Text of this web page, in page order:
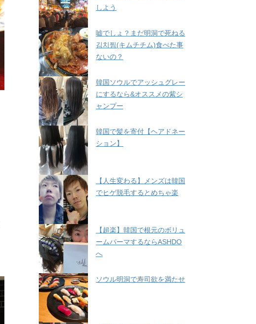
しよう
嘘でしょ？まだ明洞で死ねる
김치찜(キムチチム)食べた事
ないの？
韓国ソウルでアッシュグレー
にするなら&オススメの紫シ
ャンプー
韓国で髪を寄付【ヘアドネー
ション】
【人生変わる】メンズは韓国
でヒゲ脱毛するとめちゃ楽
【超楽】韓国で根元のボリュ
ームパーマするならASHDO
へ
ソウル明洞で寿司欲を満たせ